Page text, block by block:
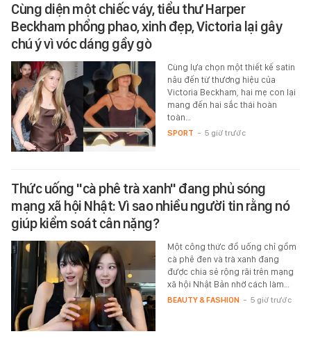
Cùng diện một chiếc váy, tiểu thư Harper
Beckham phổng phao, xinh đẹp, Victoria lại gây
chú ý vì vóc dáng gầy gò
Cùng lựa chọn một thiết kế satin
nâu đến từ thương hiệu của
Victoria Beckham, hai mẹ con lại
mang đến hai sắc thái hoàn
toàn…
SPORT - 5 giờ trước
Thức uống "cà phê trà xanh" đang phủ sóng
mạng xã hội Nhật: Vì sao nhiều người tin rằng nó
giúp kiểm soát cân nặng?
Một công thức đồ uống chỉ gồm
cà phê đen và trà xanh đang
được chia sẻ rộng rãi trên mạng
xã hội Nhật Bản nhờ cách làm…
BEAUTY & FASHION - 5 giờ trước